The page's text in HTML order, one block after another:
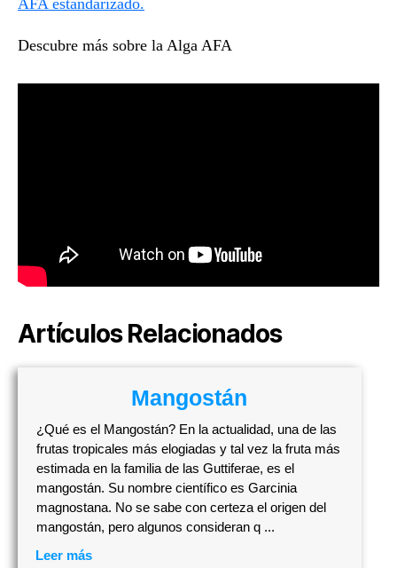
Descubre más sobre la Alga AFA
Artículos Relacionados
Mangostán
¿Qué es el Mangostán? En la actualidad, una de las
frutas tropicales más elogiadas y tal vez la fruta más
estimada en la familia de las Guttiferae, es el
mangostán. Su nombre científico es Garcinia
magnostana. No se sabe con certeza el origen del
mangostán, pero algunos consideran q ...
Leer más